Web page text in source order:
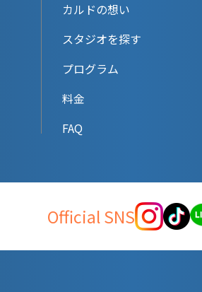
カルドの想い
スタジオを探す
プログラム
料金
FAQ
Official SNS